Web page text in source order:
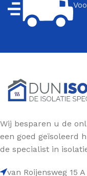
Wij besparen u de
een goed geïsoleerd
de specialist in
van Roijensweg 15